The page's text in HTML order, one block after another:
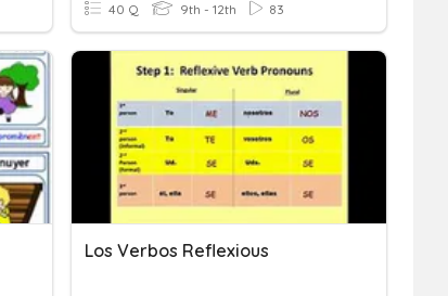
40 Q 9th - 12th 83
Los Verbos Reflexious